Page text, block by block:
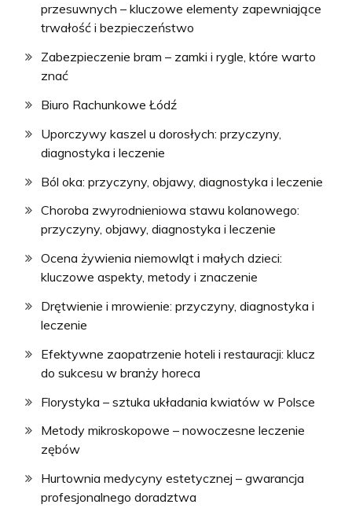
przesuwnych – kluczowe elementy zapewniające
trwałość i bezpieczeństwo
Zabezpieczenie bram – zamki i rygle, które warto
znać
Biuro Rachunkowe Łódź
Uporczywy kaszel u dorosłych: przyczyny,
diagnostyka i leczenie
Ból oka: przyczyny, objawy, diagnostyka i leczenie
Choroba zwyrodnieniowa stawu kolanowego:
przyczyny, objawy, diagnostyka i leczenie
Ocena żywienia niemowląt i małych dzieci:
kluczowe aspekty, metody i znaczenie
Drętwienie i mrowienie: przyczyny, diagnostyka i
leczenie
Efektywne zaopatrzenie hoteli i restauracji: klucz
do sukcesu w branży horeca
Florystyka – sztuka układania kwiatów w Polsce
Metody mikroskopowe – nowoczesne leczenie
zębów
Hurtownia medycyny estetycznej – gwarancja
profesjonalnego doradztwa